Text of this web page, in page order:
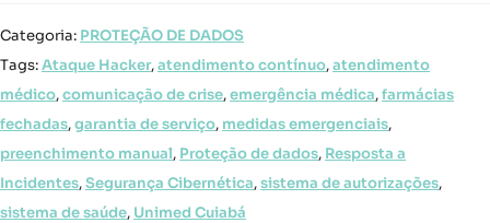
Categoria: PROTEÇÃO DE DADOS
Tags:Ataque Hacker,atendimento contínuo,atendimento
médico,comunicação de crise,emergência médica,farmácias
fechadas,garantia de serviço, medidas emergenciais,
preenchimento manual, Proteção de dados, Resposta a
Incidentes,Segurança Cibernética,sistema de autorizações,
sistema de saúde, Unimed Cuiabá